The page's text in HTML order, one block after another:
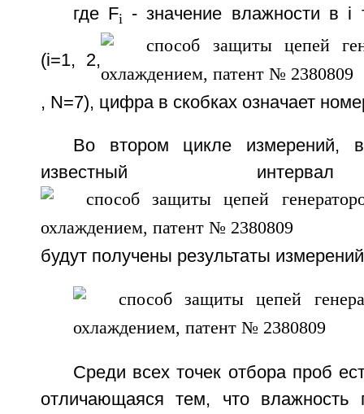
где Fi - значение влажности в i
(i=1, 2,
, N=7), цифра в скобках означает
Во втором цикле измерений,
известный
будут получены результаты
Среди всех точек отбора проб
отличающаяся тем, что влажность